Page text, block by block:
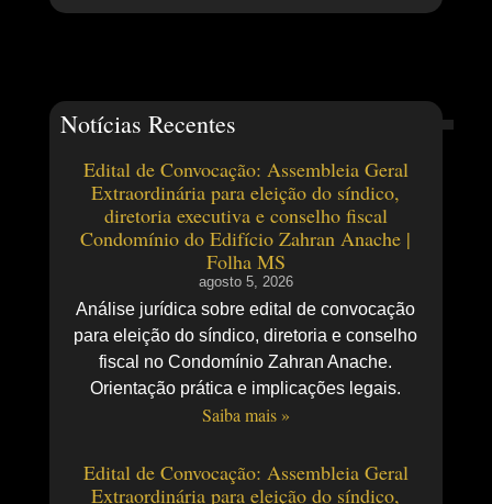
Notícias Recentes
Edital de Convocação: Assembleia Geral
Extraordinária para eleição do síndico,
diretoria executiva e conselho fiscal
Condomínio do Edifício Zahran Anache |
Folha MS
agosto 5, 2026
Análise jurídica sobre edital de convocação
para eleição do síndico, diretoria e conselho
fiscal no Condomínio Zahran Anache.
Orientação prática e implicações legais.
Saiba mais »
Edital de Convocação: Assembleia Geral
Extraordinária para eleição do síndico,